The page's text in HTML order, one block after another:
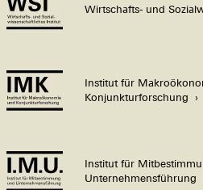
Wirtschafts- und
Institut für
Konjunkturforschung
Institut für
Unternehmensführung